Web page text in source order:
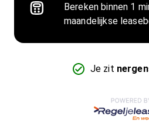
Bereken binnen 1
maandelijkse
Je zit